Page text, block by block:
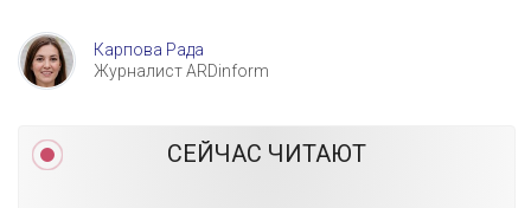
Карпова Рада
Журналист ARDinform
СЕЙЧАС ЧИТАЮТ